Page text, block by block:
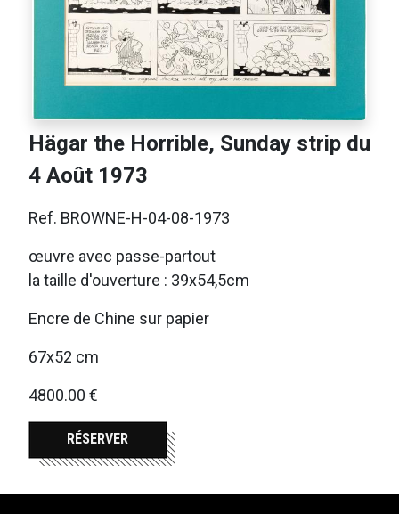
Hägar the Horrible, Sunday strip du
4 Août 1973
Ref. BROWNE-H-04-08-1973
œuvre avec passe-partout
la taille d'ouverture : 39x54,5cm
Encre de Chine sur papier
67x52 cm
4800.00 €
RÉSERVER